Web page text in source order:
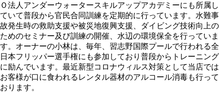
Ｏ法人アンダーウォータースキルアップアカデミーにも所属し
ていて普段から官民合同訓練を定期的に行っています。水難事
故発生時の救助支援や被災地復興支援、ダイビング技術向上の
ためのセミナー及び訓練の開催、水辺の環境保全を行っていま
す。オーナーの小林は、毎年、習志野国際プールで行われる全
日本フリッパー選手権にも参加しており普段からトレーニング
に励んでいます。最近新型コロナウィルス対策として当店では
お客様が口に食われるレンタル器材のアルコール消毒も行って
おります。